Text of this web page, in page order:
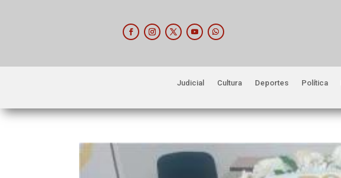
Judicial Cultura Deportes Política